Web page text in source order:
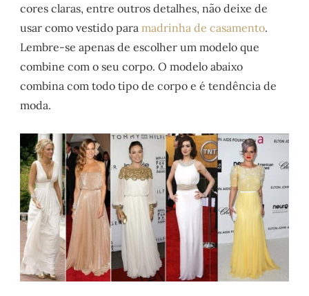
cores claras, entre outros detalhes, não deixe de
usar como vestido paramadrinha de casamento.
Lembre-se apenas de escolher um modelo que
combine com o seu corpo. O modelo abaixo
combina com todo tipo de corpo e é tendência de
moda.